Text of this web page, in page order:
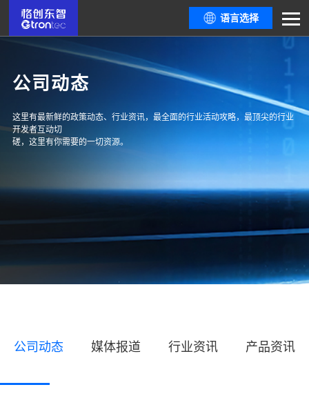
语言选择
公司动态
这里有最新鲜的政策动态、行业资讯，最全面的行业活动攻略，最顶尖的行业
开发者互动切
磋，这里有你需要的一切资源。
公司动态 媒体报道 行业资讯 产品资讯